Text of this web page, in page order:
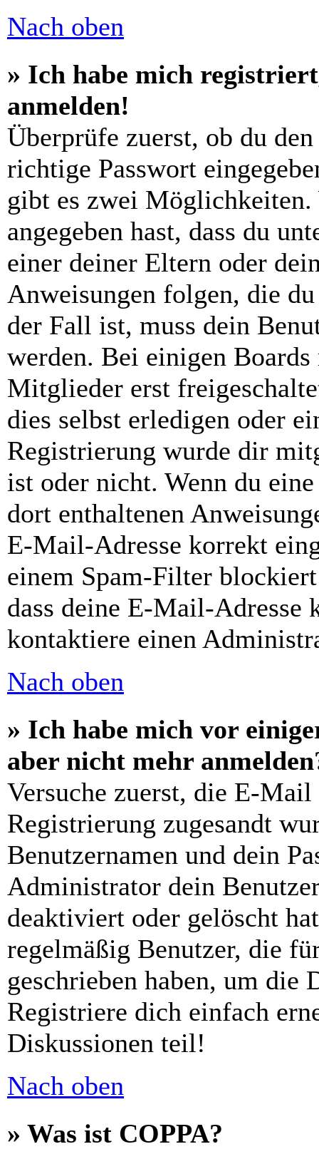
Nach oben
» Ich habe mich
anmelden!
Überprüfe zuerst, ob du
richtige Passwort
gibt es zwei
angegeben hast, dass du
einer deiner Eltern oder
Anweisungen folgen, die
der Fall ist, muss dein
werden. Bei einigen Boards
Mitglieder erst
dies selbst erledigen oder
Registrierung wurde dir
ist oder nicht. Wenn du
dort enthaltenen
E-Mail-Adresse korrekt
einem Spam-Filter
dass deine E-Mail-Adresse
kontaktiere einen
Nach oben
» Ich habe mich vor
aber nicht mehr
Versuche zuerst, die E-
Registrierung zugesandt
Benutzernamen und dein
Administrator dein
deaktiviert oder gelöscht
regelmäßig Benutzer, die
geschrieben haben, um die
Registriere dich einfach
Diskussionen teil!
Nach oben
» Was ist COPPA?